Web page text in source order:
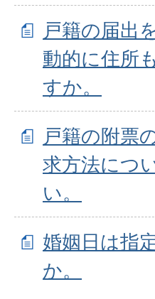
戸籍の届出
動的に住所
すか。
戸籍の附票
求方法につ
い。
婚姻日は指
か。